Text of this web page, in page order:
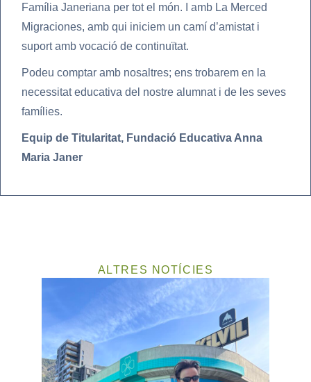
Família Janeriana per tot el món. I amb La Merced
Migraciones, amb qui iniciem un camí d’amistat i
suport amb vocació de continuïtat.
Podeu comptar amb nosaltres; ens trobarem en la
necessitat educativa del nostre alumnat i de les seves
famílies.
Equip de Titularitat, Fundació Educativa Anna
Maria Janer
ALTRES NOTÍCIES